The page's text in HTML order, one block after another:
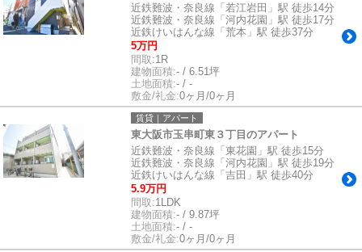
近鉄難波・奈良線「若江岩田」駅 徒歩14分
近鉄難波・奈良線「河内花園」駅 徒歩17分
近鉄けいはんな線「荒本」駅 徒歩37分
5万円
間取:1R
建物面積:- / 6.51坪
土地面積:- / -
敷金/礼金:0ヶ月/0ヶ月
賃貸｜アパート
東大阪市玉串町東３丁目のアパート
近鉄難波・奈良線「東花園」駅 徒歩15分
近鉄難波・奈良線「河内花園」駅 徒歩19分
近鉄けいはんな線「吉田」駅 徒歩40分
5.9万円
間取:1LDK
建物面積:- / 9.87坪
土地面積:- / -
敷金/礼金:0ヶ月/0ヶ月